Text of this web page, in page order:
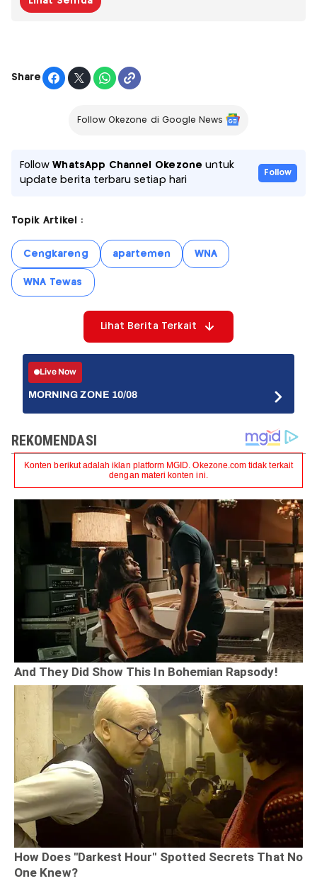
Share
Follow Okezone di Google News
FollowWhatsApp Channel Okezone untuk
update berita terbaru setiap hari
Follow
Topik Artikel :
Cengkareng apartemen WNA
WNA Tewas
Lihat Berita Terkait
Live Now
MORNING ZONE 10/08